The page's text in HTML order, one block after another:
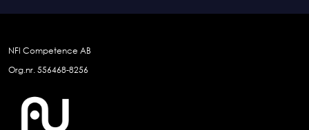
NFI Competence AB
Org.nr. 556468-8256